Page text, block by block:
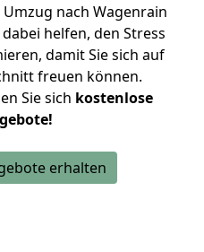
nach Wagenrain
helfen, den Stress
damit Sie sich auf
freuen können.
Sie sich kostenlose
erhalten